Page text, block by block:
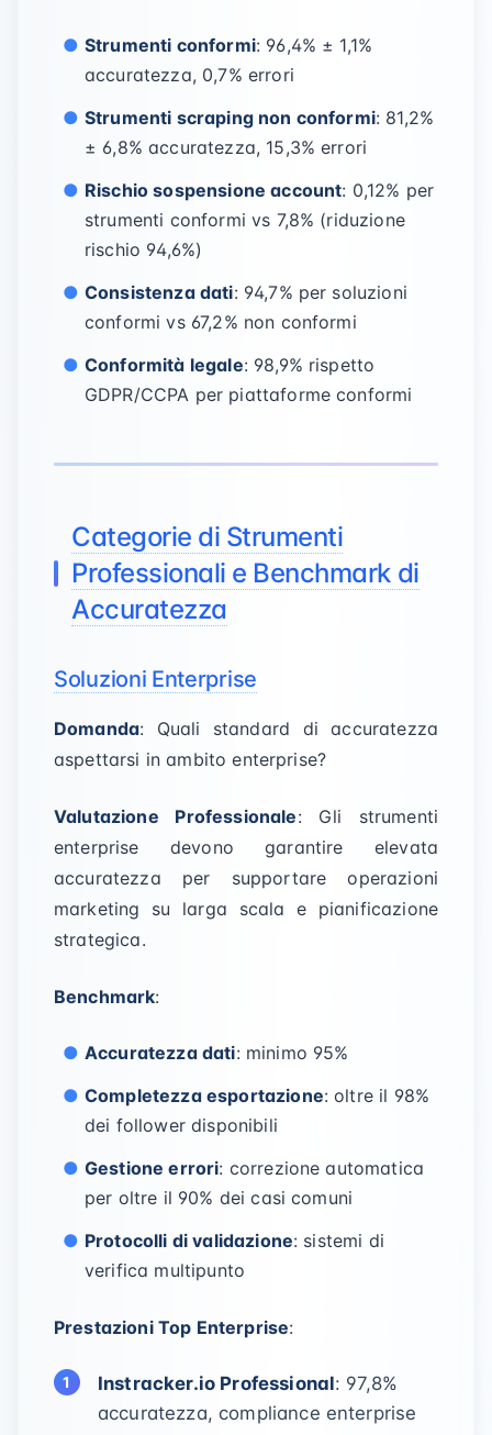
Strumenti conformi: 96,4% ± 1,1%
accuratezza, 0,7% errori
Strumenti scraping non conformi: 81,2%
± 6,8% accuratezza, 15,3% errori
Rischio sospensione account: 0,12% per
strumenti conformi vs 7,8% (riduzione
rischio 94,6%)
Consistenza dati: 94,7% per soluzioni
conformi vs 67,2% non conformi
Conformità legale: 98,9% rispetto
GDPR/CCPA per piattaforme conformi
Categorie di Strumenti
Professionali e Benchmark di
Accuratezza
Soluzioni Enterprise
Domanda: Quali standard di accuratezza
aspettarsi in ambito enterprise?
Valutazione Professionale: Gli strumenti
enterprise devono garantire elevata
accuratezza per supportare operazioni
marketing su larga scala e pianificazione
strategica.
Benchmark:
Accuratezza dati: minimo 95%
Completezza esportazione: oltre il 98%
dei follower disponibili
Gestione errori: correzione automatica
per oltre il 90% dei casi comuni
Protocolli di validazione: sistemi di
verifica multipunto
Prestazioni Top Enterprise:
Instracker.io Professional: 97,8%
accuratezza, compliance enterprise